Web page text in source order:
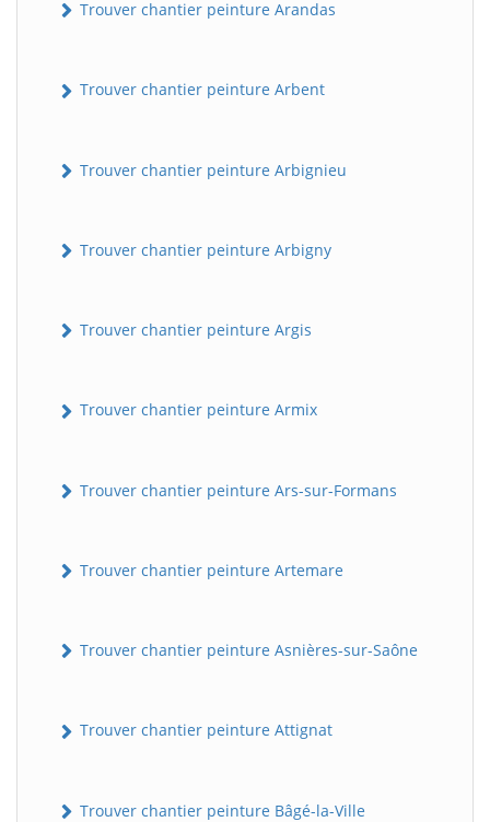
Trouver chantier peinture Arandas
Trouver chantier peinture Arbent
Trouver chantier peinture Arbignieu
Trouver chantier peinture Arbigny
Trouver chantier peinture Argis
Trouver chantier peinture Armix
Trouver chantier peinture Ars-sur-Formans
Trouver chantier peinture Artemare
Trouver chantier peinture Asnières-sur-Saône
Trouver chantier peinture Attignat
Trouver chantier peinture Bâgé-la-Ville